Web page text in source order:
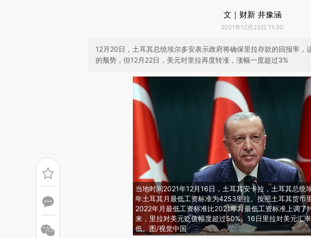
文｜财新 井豫涵
2021年12月23日 11:30
12月20日，土耳其总统埃尔多安表示政府将确保里拉存款的回报率，
的颓势，但12月22日，美元对里拉再度转涨，涨幅一度超过3%
当地时间2021年12月16日，土耳其安卡拉，土耳其总统
年土耳其月最低工资标准为4253里拉。按照土耳其货币
2022年月最低工资标准比2021年月最低工资标准上调了
来，里拉对美元贬值幅度超过50%。16日里拉对美元汇
低。图/视觉中国